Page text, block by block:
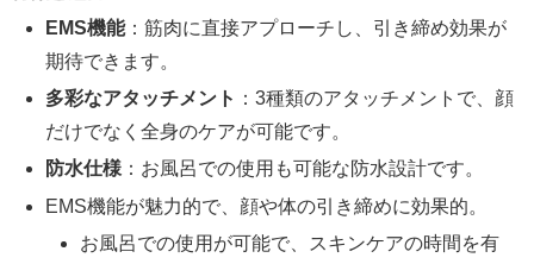
EMS機能：筋肉に直接アプローチし、引き締め効果が
期待できます。
多彩なアタッチメント ：3種類のアタッチメントで、顔
だけでなく全身のケアが可能です。
防水仕様：お風呂での使用も可能な防水設計です。
EMS機能が魅力的で、顔や体の引き締めに効果的。
お風呂での使用が可能で、スキンケアの時間を有